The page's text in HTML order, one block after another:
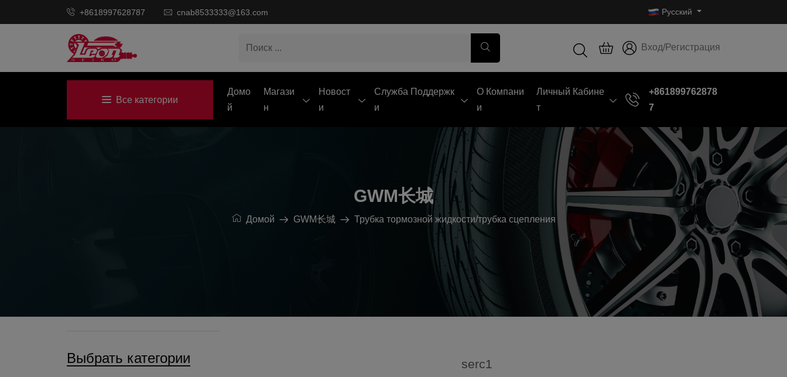
+8618997628787 cnab8533333@163.com Русский
Вход/Регистрация
Все категории
Домо
Й
Магази
Н
Новост
И
Служба Поддержк
И
О Компани
И
Личный Кабине
Т
+861899762878
7
GWM长城
Домой GWM长城 Трубка тормозной жидкости/трубка сцепления
Выбрать категории serc1